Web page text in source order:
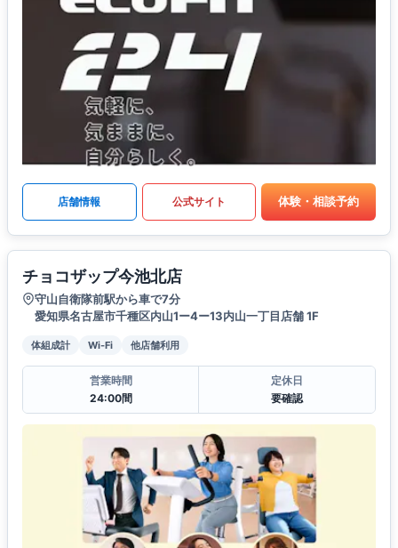
店舗情報 公式サイト 体験・相談予約
チョコザップ今池北店
守山自衛隊前駅から車で7分
愛知県名古屋市千種区内山1ー4ー13内山一丁目店舗 1F
体組成計 Wi-Fi 他店舗利用
営業時間
24:00間
定休日
要確認